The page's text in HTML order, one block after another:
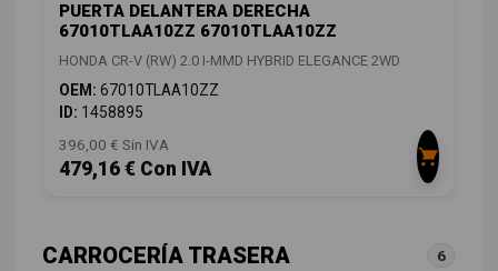
PUERTA DELANTERA DERECHA
67010TLAA10ZZ 67010TLAA10ZZ
HONDA CR-V (RW) 2.0 I-MMD HYBRID ELEGANCE 2WD
OEM: 67010TLAA10ZZ
ID: 1458895
396,00 € Sin IVA
479,16 € Con IVA
CARROCERÍA TRASERA 6